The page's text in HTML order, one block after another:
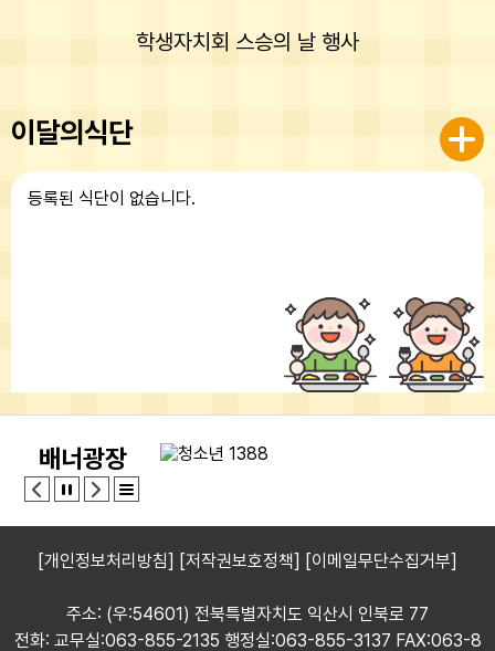
학생자치회 스승의 날 행사
이달의식단
등록된 식단이 없습니다.
배너광장
[개인정보처리방침] [저작권보호정책] [이메일무단수집거부]
주소: (우:54601) 전북특별자치도 익산시 인북로 77
전화: 교무실:063-855-2135 행정실:063-855-3137 FAX:063-8